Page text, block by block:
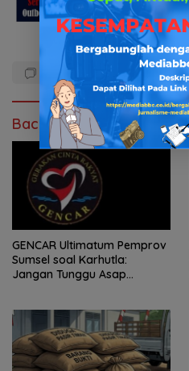
Baca Juga
GENCAR Ultimatum Pemprov
Sumsel soal Karhutla:
Jangan Tunggu Asap